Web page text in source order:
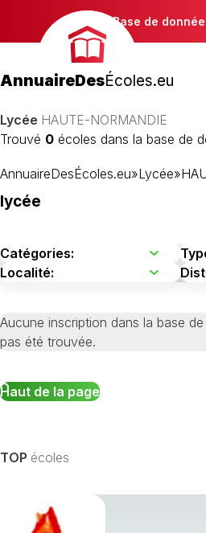
Base de
AnnuaireDesÉcoles.eu
Lycée HAUTE-NORMANDIE
Trouvé 0 écoles dans la base de
AnnuaireDesÉcoles.eu»Lycée»
lycée
Aucune inscription dans la base
pas été trouvée.
Haut de la page
TOP écoles